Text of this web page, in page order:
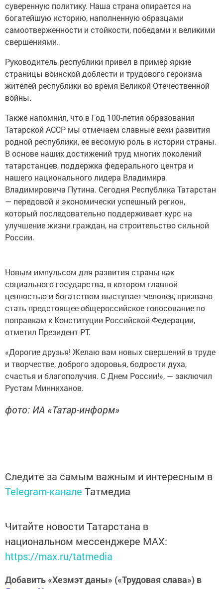
суверенную политику. Наша страна опирается на
богатейшую историю, наполненную образцами
самоотверженности и стойкости, победами и великими
свершениями.
Руководитель республики привел в пример яркие
страницы воинской доблести и трудового героизма
жителей республики во время Великой Отечественной
войны.
Также напомнил, что в Год 100-летия образования
Татарской АССР мы отмечаем славные вехи развития
родной республики, ее весомую роль в истории страны.
В основе наших достижений труд многих поколений
татарстанцев, поддержка федерального центра и
нашего национального лидера Владимира
Владимировича Путина. Сегодня Республика Татарстан
— передовой и экономически успешный регион,
который последовательно поддерживает курс на
улучшение жизни граждан, на строительство сильной
России.
Новым импульсом для развития страны как
социального государства, в котором главной
ценностью и богатством выступает человек, призвано
стать предстоящее общероссийское голосование по
поправкам к Конституции Российской Федерации,
отметил Президент РТ.
«Дорогие друзья! Желаю вам новых свершений в труде
и творчестве, доброго здоровья, бодрости духа,
счастья и благополучия. С Днем России!», — заключил
Рустам Минниханов.
фото: ИА «Татар-информ»
Следите за самым важным и интересным в
Telegram-канале Татмедиа
Читайте новости Татарстана в
национальном мессенджере MАХ:
https://max.ru/tatmedia
Добавить «Хезмэт даны» («Трудовая слава») в